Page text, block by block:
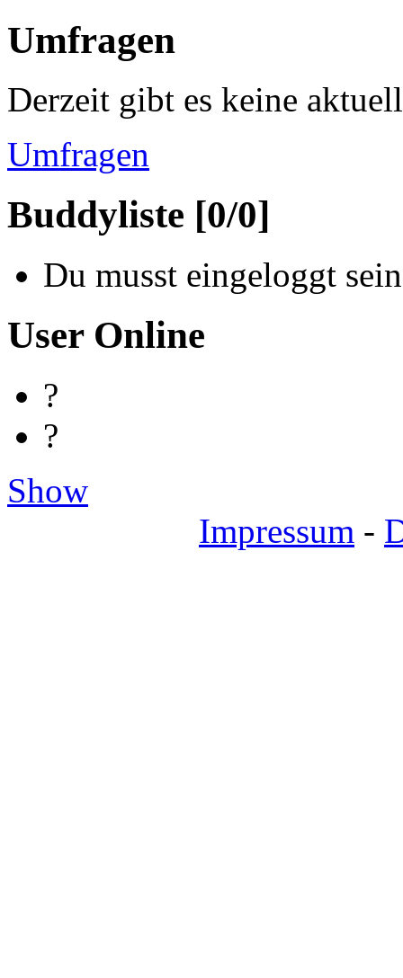
Umfragen
Derzeit gibt es keine
Umfragen
Buddyliste [0/0]
Du musst eingeloggt
User Online
?
?
Show
Impressum -